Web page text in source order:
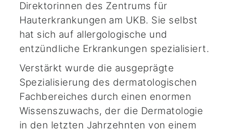
Direktorinnen des Zentrums für
Hauterkrankungen am UKB. Sie selbst
hat sich auf allergologische und
entzündliche Erkrankungen spezialisiert.
Verstärkt wurde die ausgeprägte
Spezialisierung des dermatologischen
Fachbereiches durch einen enormen
Wissenszuwachs, der die Dermatologie
in den letzten Jahrzehnten von einem